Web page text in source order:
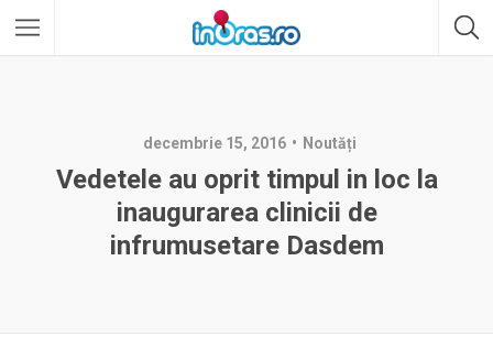
decembrie 15, 2016 Noutăți
Vedetele au oprit timpul in loc la
inaugurarea clinicii de
infrumusetare Dasdem